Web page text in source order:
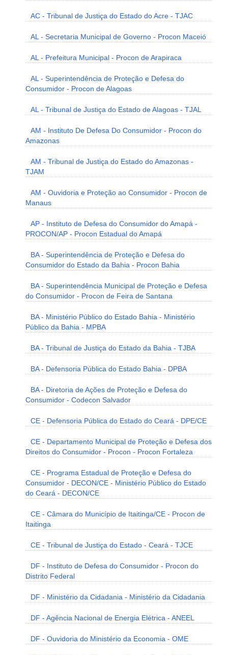
AC - Tribunal de Justiça do Estado do Acre - TJAC
AL - Secretaria Municipal de Governo - Procon Maceió
AL - Prefeitura Municipal - Procon de Arapiraca
AL - Superintendência de Proteção e Defesa do
Consumidor - Procon de Alagoas
AL - Tribunal de Justiça do Estado de Alagoas - TJAL
AM - Instituto De Defesa Do Consumidor - Procon do
Amazonas
AM - Tribunal de Justiça do Estado do Amazonas -
TJAM
AM - Ouvidoria e Proteção ao Consumidor - Procon de
Manaus
AP - Instituto de Defesa do Consumidor do Amapá -
PROCON/AP - Procon Estadual do Amapá
BA - Superintendência de Proteção e Defesa do
Consumidor do Estado da Bahia - Procon Bahia
BA - Superintendência Municipal de Proteção e Defesa
do Consumidor - Procon de Feira de Santana
BA - Ministério Público do Estado Bahia - Ministério
Público da Bahia - MPBA
BA - Tribunal de Justiça do Estado da Bahia - TJBA
BA - Defensoria Pública do Estado Bahia - DPBA
BA - Diretoria de Ações de Proteção e Defesa do
Consumidor - Codecon Salvador
CE - Defensoria Pública do Estado do Ceará - DPE/CE
CE - Departamento Municipal de Proteção e Defesa dos
Direitos do Consumidor - Procon - Procon Fortaleza
CE - Programa Estadual de Proteção e Defesa do
Consumidor - DECON/CE - Ministério Público do Estado
do Ceará - DECON/CE
CE - Câmara do Município de Itaitinga/CE - Procon de
Itaitinga
CE - Tribunal de Justiça do Estado - Ceará - TJCE
DF - Instituto de Defesa do Consumidor - Procon do
Distrito Federal
DF - Ministério da Cidadania - Ministério da Cidadania
DF - Agência Nacional de Energia Elétrica - ANEEL
DF - Ouvidoria do Ministério da Economia - OME